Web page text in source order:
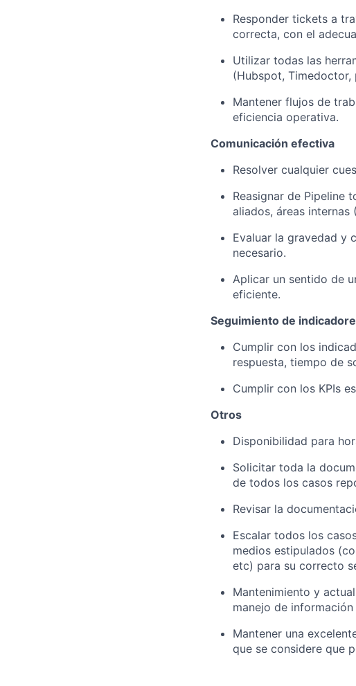
Responder tickets a
correcta, con el
Utilizar todas las
(Hubspot, Timedoctor,
Mantener flujos de
eficiencia operativa.
Comunicación efectiva
Resolver cualquier
Reasignar de Pipeline
aliados, áreas internas
Evaluar la gravedad y
necesario.
Aplicar un sentido de
eficiente.
Seguimiento de
Cumplir con los
respuesta, tiempo de
Cumplir con los KPIs
Otros
Disponibilidad para
Solicitar toda la
de todos los casos
Revisar la
Escalar todos los
medios estipulados
etc) para su correcto
Mantenimiento y
manejo de
Mantener una
que se considere que